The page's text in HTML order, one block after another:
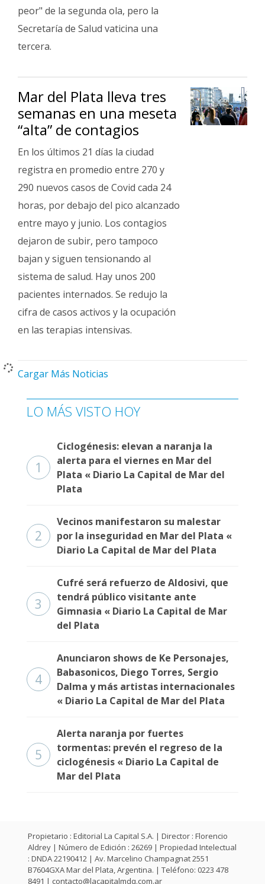
peor" de la segunda ola, pero la
Secretaría de Salud vaticina una
tercera.
Mar del Plata lleva tres
semanas en una meseta
“alta” de contagios
En los últimos 21 días la ciudad
registra en promedio entre 270 y
290 nuevos casos de Covid cada 24
horas, por debajo del pico alcanzado
entre mayo y junio. Los contagios
dejaron de subir, pero tampoco
bajan y siguen tensionando al
sistema de salud. Hay unos 200
pacientes internados. Se redujo la
cifra de casos activos y la ocupación
en las terapias intensivas.
Cargar Más Noticias
LO MÁS VISTO HOY
1
Ciclogénesis: elevan a naranja la
alerta para el viernes en Mar del
Plata « Diario La Capital de Mar del
Plata
2
Vecinos manifestaron su malestar
por la inseguridad en Mar del Plata «
Diario La Capital de Mar del Plata
3
Cufré será refuerzo de Aldosivi, que
tendrá público visitante ante
Gimnasia « Diario La Capital de Mar
del Plata
4
Anunciaron shows de Ke Personajes,
Babasonicos, Diego Torres, Sergio
Dalma y más artistas internacionales
« Diario La Capital de Mar del Plata
5
Alerta naranja por fuertes
tormentas: prevén el regreso de la
ciclogénesis « Diario La Capital de
Mar del Plata
Propietario : Editorial La Capital S.A. | Director : Florencio
Aldrey | Número de Edición : 26269 | Propiedad Intelectual
: DNDA 22190412 | Av. Marcelino Champagnat 2551
B7604GXA Mar del Plata, Argentina. | Teléfono: 0223 478
8491 | contacto@lacapitalmdq.com.ar